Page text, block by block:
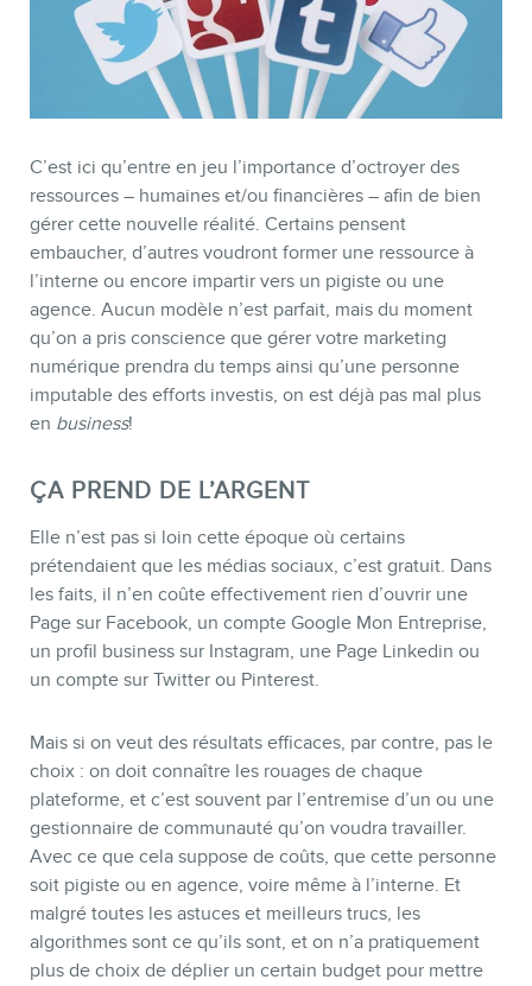
C’est ici qu’entre en jeu l’importance d’octroyer des
ressources – humaines et/ou financières – afin de bien
gérer cette nouvelle réalité. Certains pensent
embaucher, d’autres voudront former une ressource à
l’interne ou encore impartir vers un pigiste ou une
agence. Aucun modèle n’est parfait, mais du moment
qu’on a pris conscience que gérer votre marketing
numérique prendra du temps ainsi qu’une personne
imputable des efforts investis, on est déjà pas mal plus
en business!
ÇA PREND DE L’ARGENT
Elle n’est pas si loin cette époque où certains
prétendaient que les médias sociaux, c’est gratuit. Dans
les faits, il n’en coûte effectivement rien d’ouvrir une
Page sur Facebook, un compte Google Mon Entreprise,
un profil business sur Instagram, une Page Linkedin ou
un compte sur Twitter ou Pinterest.
Mais si on veut des résultats efficaces, par contre, pas le
choix : on doit connaître les rouages de chaque
plateforme, et c’est souvent par l’entremise d’un ou une
gestionnaire de communauté qu’on voudra travailler.
Avec ce que cela suppose de coûts, que cette personne
soit pigiste ou en agence, voire même à l’interne. Et
malgré toutes les astuces et meilleurs trucs, les
algorithmes sont ce qu’ils sont, et on n’a pratiquement
plus de choix de déplier un certain budget pour mettre